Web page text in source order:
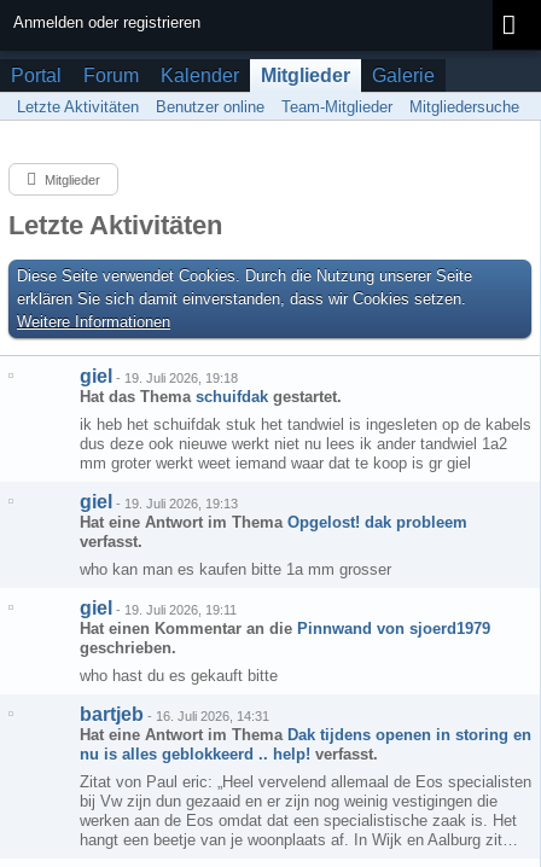
Anmelden oder registrieren
Portal Forum Kalender Mitglieder Galerie
Letzte Aktivitäten Benutzer online Team-Mitglieder Mitgliedersuche
Mitglieder
Letzte Aktivitäten
Diese Seite verwendet Cookies. Durch die Nutzung unserer Seite
erklären Sie sich damit einverstanden, dass wir Cookies setzen.
Weitere Informationen
giel - 19. Juli 2026, 19:18
Hat das Thema schuifdak gestartet.
ik heb het schuifdak stuk het tandwiel is ingesleten op de kabels
dus deze ook nieuwe werkt niet nu lees ik ander tandwiel 1a2
mm groter werkt weet iemand waar dat te koop is gr giel
giel - 19. Juli 2026, 19:13
Hat eine Antwort im Thema Opgelost! dak probleem
verfasst.
who kan man es kaufen bitte 1a mm grosser
giel - 19. Juli 2026, 19:11
Hat einen Kommentar an die Pinnwand von sjoerd1979
geschrieben.
who hast du es gekauft bitte
bartjeb - 16. Juli 2026, 14:31
Hat eine Antwort im Thema Dak tijdens openen in storing en
nu is alles geblokkeerd .. help! verfasst.
Zitat von Paul eric: „Heel vervelend allemaal de Eos specialisten
bij Vw zijn dun gezaaid en er zijn nog weinig vestigingen die
werken aan de Eos omdat dat een specialistische zaak is. Het
hangt een beetje van je woonplaats af. In Wijk en Aalburg zit…